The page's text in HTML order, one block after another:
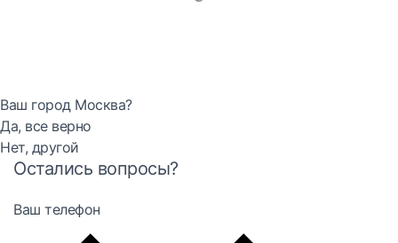
Ваш город Москва?
Да, все верно
Нет, другой
Остались вопросы?
Ваш телефон